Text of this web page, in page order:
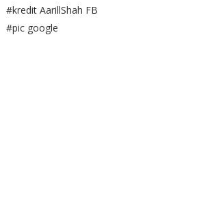
#kredit AarillShah FB
#pic google